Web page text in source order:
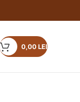
0,00LEI